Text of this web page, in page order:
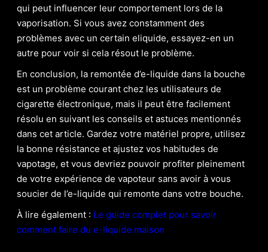
qui peut influencer leur comportement lors de la
vaporisation. Si vous avez constamment des
problèmes avec un certain eliquide, essayez-en un
autre pour voir si cela résout le problème.
En conclusion, la remontée d’e-liquide dans la bouche
est un problème courant chez les utilisateurs de
cigarette électronique, mais il peut être facilement
résolu en suivant les conseils et astuces mentionnés
dans cet article. Gardez votre matériel propre, utilisez
la bonne résistance et ajustez vos habitudes de
vapotage, et vous devriez pouvoir profiter pleinement
de votre expérience de vapoteur sans avoir à vous
soucier de l’e-liquide qui remonte dans votre bouche.
À lire également : Le guide complet pour savoir
comment faire du e-liquide maison